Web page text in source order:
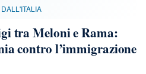
tra Meloni e Rama:
contro l’immigrazione